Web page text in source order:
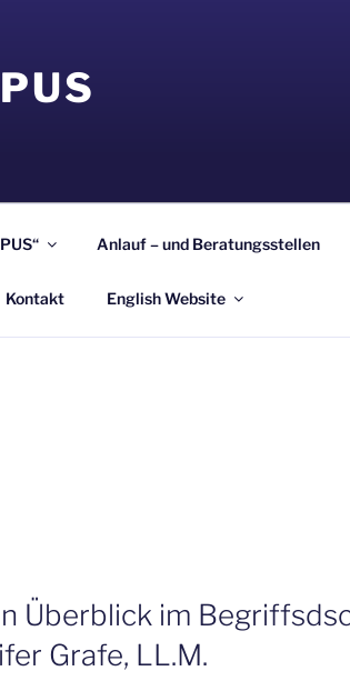
Anlauf – und Beratungsstellen
Kontakt English Website
Überblick im
Grafe, LL.M.